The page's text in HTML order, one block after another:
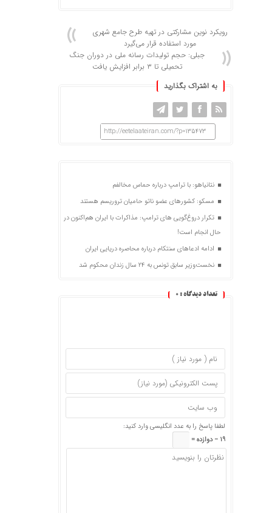
رویکرد نوین مشارکتی در تهیه طرح جامع شهری
مورد استفاده قرار می‌گیرد
جبلی: حجم تولیدات رسانه ملی در دوران جنگ
تحمیلی تا ۳ برابر افزایش یافت
به اشتراک بگذارید
http://eetelaateiran.com/?p=135473
نتانیاهو: با ترامپ درباره حماس مخالفم
مسکو: کشورهای عضو ناتو حامیان تروریسم هستند
تکرار دروغ‌گویی های ترامپ: مذاکرات با ایران هم‌اکنون در
حال انجام است!
ادامه ادعاهای سنتکام درباره محاصره دریایی ایران
نخست‌وزیر سابق تونس به ۲۴ سال زندان محکوم شد
تعداد دیدگاه : 0
لطفا پاسخ را به عدد انگلیسی وارد کنید:
19 − دوازده =